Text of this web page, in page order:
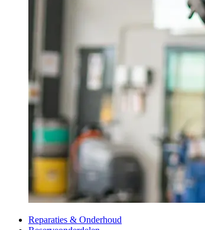
Reparaties & Onderhoud